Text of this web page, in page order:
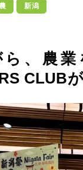
新潟
ら、農
CLUB